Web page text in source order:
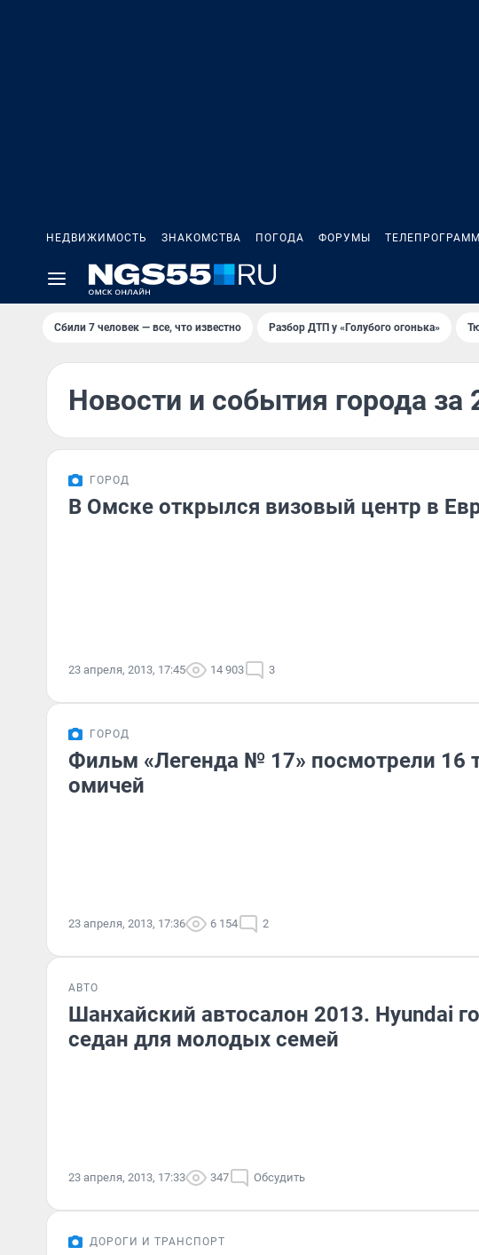
НЕДВИЖИМОСТЬ ЗНАКОМСТВА ПОГОДА ФОРУМЫ
Сбили 7 человек — все, что известно Разбор ДТП у «Голубого огонька»
Новости и события города за
ГОРОД
В Омске открылся визовый центр в
23 апреля, 2013, 17:45 14 903 3
ГОРОД
Фильм «Легенда № 17» посмотрели 16
омичей
23 апреля, 2013, 17:36 6 154 2
АВТО
Шанхайский автосалон 2013. Hyundai
седан для молодых семей
23 апреля, 2013, 17:33 347 Обсудить
ДОРОГИ И ТРАНСПОРТ